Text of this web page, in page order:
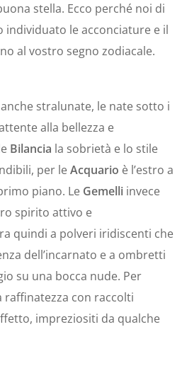
stella. Ecco perché noi di
individuato le acconciature e il
al vostro segno zodiacale.
stralunate, le nate sotto i
alla bellezza e
Bilancia la sobrietà e lo stile
per leAcquario è l’estro a
piano. Le Gemelli invece
spirito attivo e
quindi a polveri iridiscenti che
dell’incarnato e a ombretti
su una bocca nude. Per
raffinatezza con raccolti
impreziositi da qualche